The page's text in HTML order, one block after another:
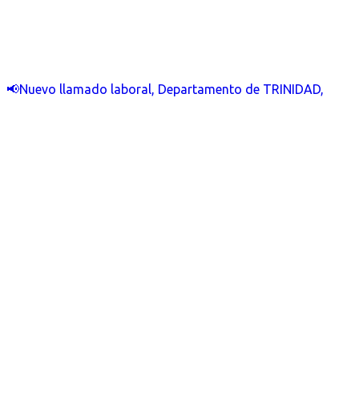
📢Nuevo llamado laboral, Departamento de TRINIDAD,